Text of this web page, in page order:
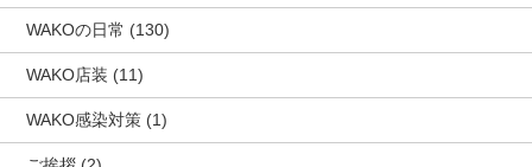
WAKOの日常 (130)
WAKO店装 (11)
WAKO感染対策 (1)